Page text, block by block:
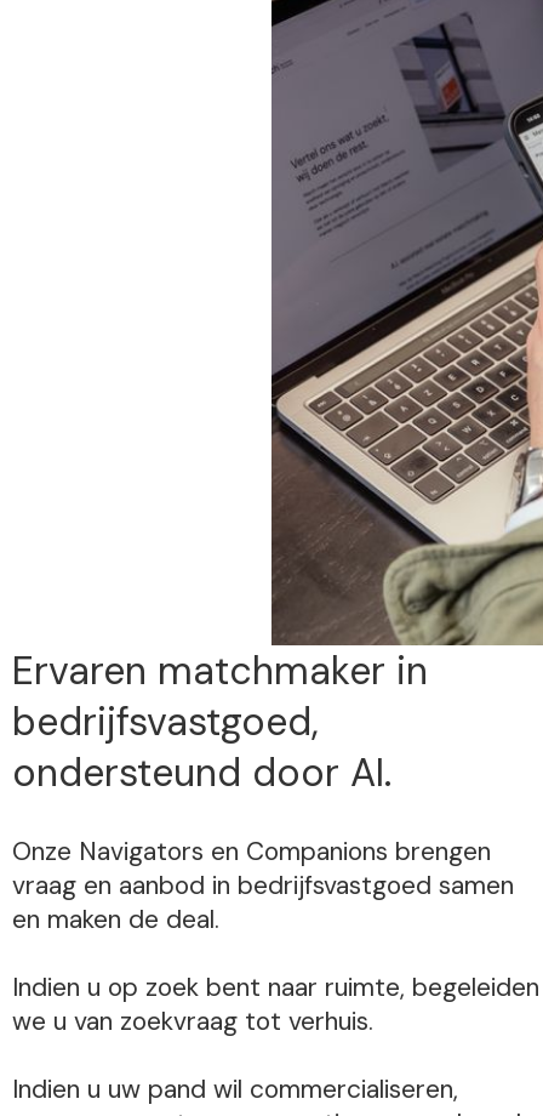
Ervaren matchmaker in
bedrijfsvastgoed,
ondersteund door AI.
Onze Navigators en Companions brengen
vraag en aanbod in bedrijfsvastgoed samen
en maken de deal.
Indien u op zoek bent naar ruimte, begeleiden
we u van zoekvraag tot verhuis.
Indien u uw pand wil commercialiseren,